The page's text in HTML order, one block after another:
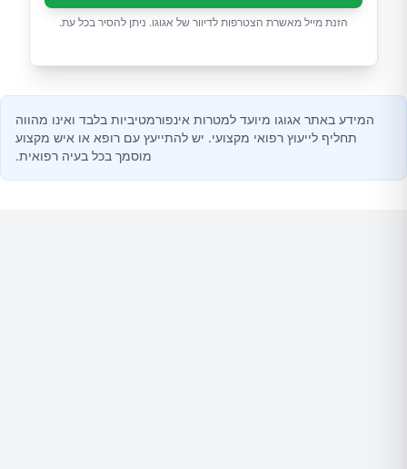
הזנת מייל מאשרת הצטרפות לדיוור של אגוגו. ניתן להסיר בכל עת.
המידע באתר אגוגו מיועד למטרות אינפורמטיביות בלבד ואינו מהווה
תחליף לייעוץ רפואי מקצועי. יש להתייעץ עם רופא או איש מקצוע
מוסמך בכל בעיה רפואית.